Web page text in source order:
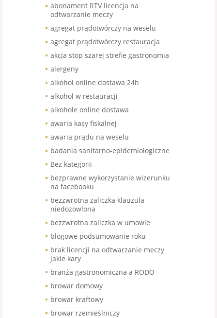
abonament RTV licencja na
odtwarzanie meczy
agregat prądotwórczy na weselu
agregat prądotwórczy restauracja
akcja stop szarej strefie gastronomia
alergeny
alkohol online dostawa 24h
alkohol w restauracji
alkohole online dostawa
awaria kasy fiskalnej
awaria prądu na weselu
badania sanitarno-epidemiologiczne
Bez kategorii
bezprawne wykorzystanie wizerunku
na facebooku
bezzwrotna zaliczka klauzula
niedozowlona
bezzwrotna zaliczka w umowie
blogowe podsumowanie roku
brak licencji na odtwarzanie meczy
jakie kary
branża gastronomiczna a RODO
browar domowy
browar kraftowy
browar rzemieślniczy